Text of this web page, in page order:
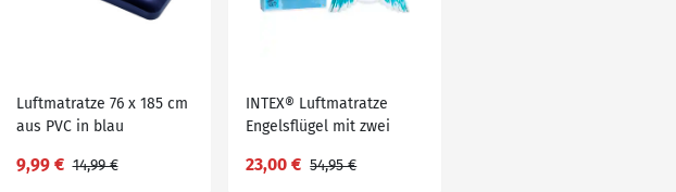
Luftmatratze 76 x 185 cm
aus PVC in blau
9,99 € 14,99 €
INTEX® Luftmatratze
Engelsflügel mit zwei
23,00 € 54,95 €